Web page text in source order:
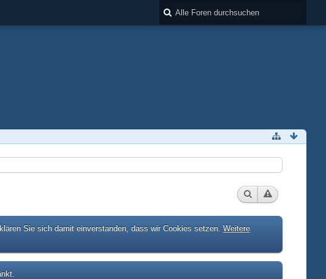
Sie sich damit einverstanden, dass wir Cookies setzen. Weitere